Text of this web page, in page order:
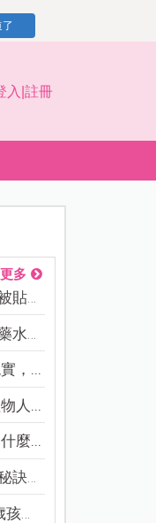
入|註冊
多
「...
...
，...
人...
麼...
...
...